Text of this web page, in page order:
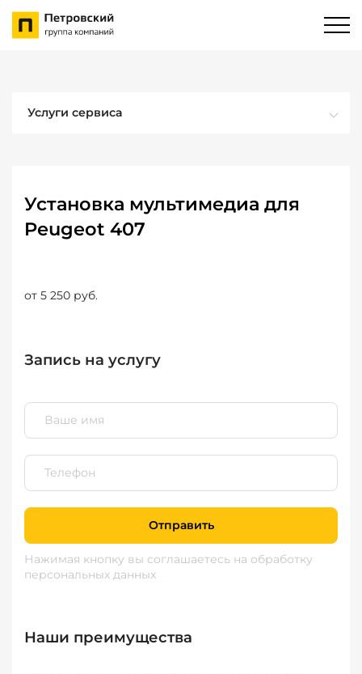
Услуги сервиса
Установка мультимедиа для
Peugeot 407
от 5 250 руб.
Запись на услугу
Отправить
Нажимая кнопку вы соглашаетесь на обработку
персональных данных
Наши преимущества